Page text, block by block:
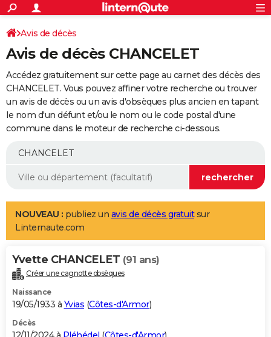
ACTUALITÉS
Politique
Société
Faits Divers
Education
Monde
Villes
+
SPORT
Coupe du monde 2026
Football
Tennis
Cyclisme
Rugby
Forum
Programme TV
TNT
Streaming
Cinéma
Sorties cinéma
Musique
+
FINANCE
Impôts
Immobilier
Risques naturels par ville
Banque
Assurance
Crédit
AUTO
Essais
Réserver un essai
Citadines
Berlines
SUV
Forum auto
+
Mobiles
Meilleur smartphone
Internet
Ordinateurs
Jeux vidéo
Guide high-tech
Aménagement intérieur
LIFESTYLE
Art de vivre
Bien-être
Loisirs
Mode
Modes de vie
Alimentation
Guide de la santé
Maladies
Médicaments
Sommeil
VOYAGE
Destinations
City break
Voyage nature
Voyage de noces
Forum
Climat
+PHOTO
GUIDES D'ACHAT
BONS PLANS
Avis de décès
Avis de décès CHANCELET
Accédez gratuitement sur cette page au carnet des décès des
CHANCELET. Vous pouvez affiner votre recherche ou trouver
un avis de décès ou un avis d'obsèques plus ancien en tapant
le nom d'un défunt et/ou le nom ou le code postal d'une
commune dans le moteur de recherche ci-dessous.
NOUVEAU : publiez un avis de décès gratuitsur
Linternaute.com
Yvette CHANCELET (91 ans)
Créer une cagnotte obsèques
Naissance
19/05/1933 à Yvias (Côtes-d'Armor)
Décès